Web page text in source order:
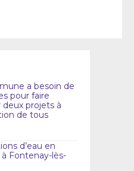
a besoin de
pour faire
deux projets à
de tous
d’eau en
Fontenay-lès-